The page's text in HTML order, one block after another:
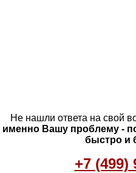
Не нашли ответа на свой
именно Вашу проблему -
быстро и
+7 (499)